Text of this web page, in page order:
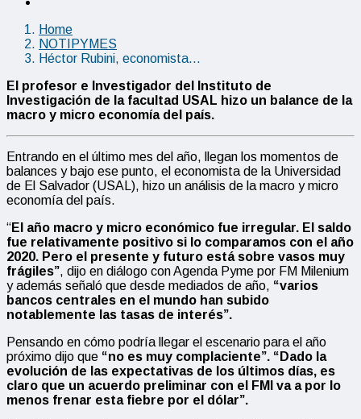
Home
NOTIPYMES
Héctor Rubini, economista…
El profesor e Investigador del Instituto de
Investigación de la facultad USAL hizo un balance de la
macro y micro economía del país.
Entrando en el último mes del año, llegan los momentos de
balances y bajo ese punto, el economista de la Universidad
de El Salvador (USAL), hizo un análisis de la macro y micro
economía del país.
“El año macro y micro económico fue irregular. El saldo
fue relativamente positivo si lo comparamos con el año
2020. Pero el presente y futuro está sobre vasos muy
frágiles”, dijo en diálogo con Agenda Pyme por FM Milenium
y además señaló que desde mediados de año, “varios
bancos centrales en el mundo han subido
notablemente las tasas de interés”.
Pensando en cómo podría llegar el escenario para el año
próximo dijo que “no es muy complaciente”. “Dado la
evolución de las expectativas de los últimos días, es
claro que un acuerdo preliminar con el FMI va a por lo
menos frenar esta fiebre por el dólar”.